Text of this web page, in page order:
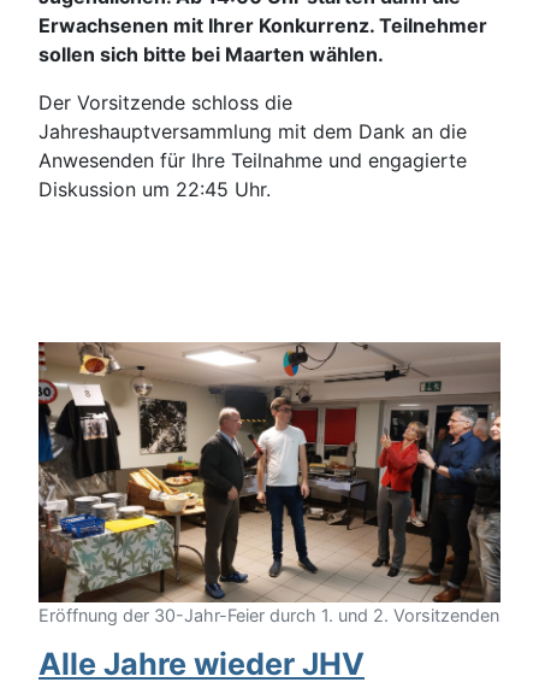
Erwachsenen mit Ihrer Konkurrenz. Teilnehmer
sollen sich bitte bei Maarten wählen.
Der Vorsitzende schloss die
Jahreshauptversammlung mit dem Dank an die
Anwesenden für Ihre Teilnahme und engagierte
Diskussion um 22:45 Uhr.
Eröffnung der 30-Jahr-Feier durch 1. und 2. Vorsitzenden
Alle Jahre wieder JHV